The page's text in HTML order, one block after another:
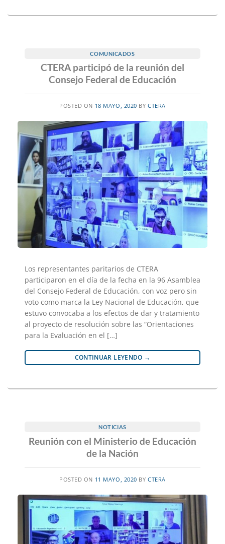
COMUNICADOS
CTERA participó de la reunión del
Consejo Federal de Educación
POSTED ON 18 MAYO, 2020 BYCTERA
Los representantes paritarios de CTERA
participaron en el día de la fecha en la 96 Asamblea
del Consejo Federal de Educación, con voz pero sin
voto como marca la Ley Nacional de Educación, que
estuvo convocaba a los efectos de dar y tratamiento
al proyecto de resolución sobre las “Orientaciones
para la Evaluación en el […]
CONTINUAR LEYENDO →
NOTICIAS
Reunión con el Ministerio de Educación
de la Nación
POSTED ON 11 MAYO, 2020 BYCTERA